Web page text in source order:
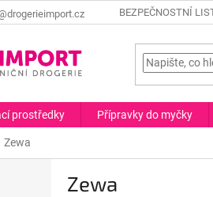
BEZPEČNOSTNÍ
prostředky Přípravky do myčky
Zewa
Zewa